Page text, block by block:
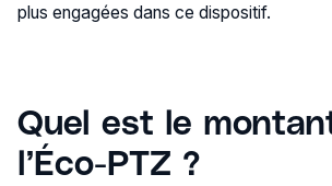
plus engagées dans ce dispositif.
Quel est le
l’Éco-PTZ ?